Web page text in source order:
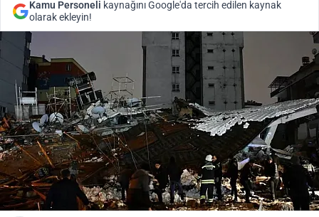
Kamu Personeli kaynağını Google'da tercih edilen kaynak
olarak ekleyin!